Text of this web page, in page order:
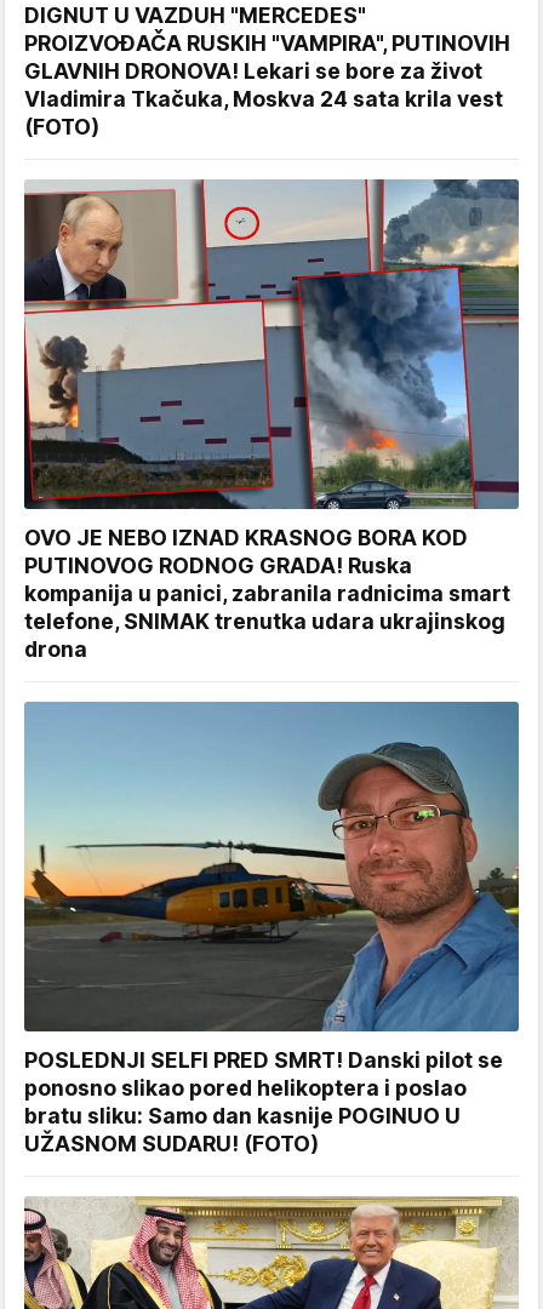
DIGNUT U VAZDUH "MERCEDES"
PROIZVOĐAČA RUSKIH "VAMPIRA", PUTINOVIH
GLAVNIH DRONOVA! Lekari se bore za život
Vladimira Tkačuka, Moskva 24 sata krila vest
(FOTO)
OVO JE NEBO IZNAD KRASNOG BORA KOD
PUTINOVOG RODNOG GRADA! Ruska
kompanija u panici, zabranila radnicima smart
telefone, SNIMAK trenutka udara ukrajinskog
drona
POSLEDNJI SELFI PRED SMRT! Danski pilot se
ponosno slikao pored helikoptera i poslao
bratu sliku: Samo dan kasnije POGINUO U
UŽASNOM SUDARU! (FOTO)